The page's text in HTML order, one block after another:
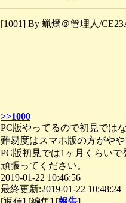
[1001] By 蝋燭＠管理人/
>>1000
PC版やってるので初見では
難易度はスマホ版の方がやや
PC版初見では1ヶ月くらいで
頑張ってください。
2019-01-22 10:46:56
最終更新:2019-01-22 10:48:24